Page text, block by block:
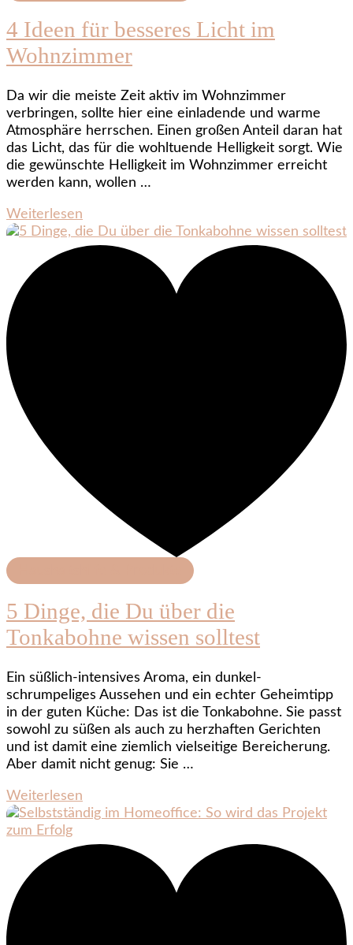
4 Ideen für besseres Licht im
Wohnzimmer
Da wir die meiste Zeit aktiv im Wohnzimmer
verbringen, sollte hier eine einladende und warme
Atmosphäre herrschen. Einen großen Anteil daran hat
das Licht, das für die wohltuende Helligkeit sorgt. Wie
die gewünschte Helligkeit im Wohnzimmer erreicht
werden kann, wollen …
Weiterlesen
5 Dinge, die Du über die
Tonkabohne wissen solltest
Ein süßlich-intensives Aroma, ein dunkel-
schrumpeliges Aussehen und ein echter Geheimtipp
in der guten Küche: Das ist die Tonkabohne. Sie passt
sowohl zu süßen als auch zu herzhaften Gerichten
und ist damit eine ziemlich vielseitige Bereicherung.
Aber damit nicht genug: Sie …
Weiterlesen